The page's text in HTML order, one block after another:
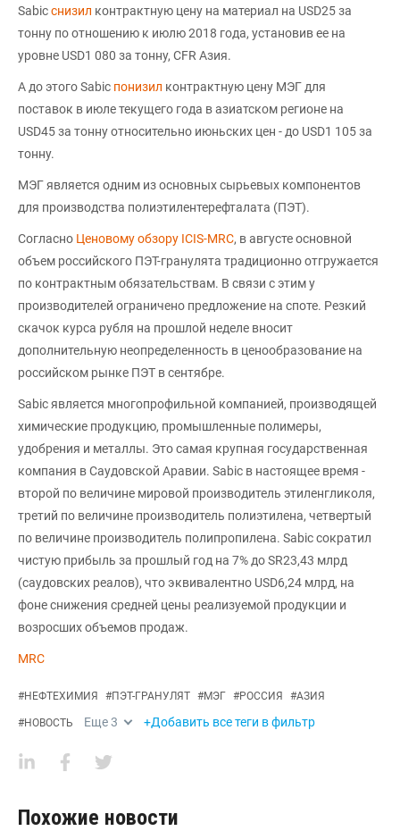
Sabicснизил контрактную цену на материал на USD25 за
тонну по отношению к июлю 2018 года, установив ее на
уровне USD1 080 за тонну, CFR Азия.
А до этого Sabic понизил контрактную цену МЭГ для
поставок в июле текущего года в азиатском регионе на
USD45 за тонну относительно июньских цен - до USD1 105 за
тонну.
МЭГ является одним из основных сырьевых компонентов
для производства полиэтилентерефталата (ПЭТ).
Согласно Ценовому обзору ICIS-MRC, в августе основной
объем российского ПЭТ-гранулята традиционно отгружается
по контрактным обязательствам. В связи с этим у
производителей ограничено предложение на споте. Резкий
скачок курса рубля на прошлой неделе вносит
дополнительную неопределенность в ценообразование на
российском рынке ПЭТ в сентябре.
Sabic является многопрофильной компанией, производящей
химические продукцию, промышленные полимеры,
удобрения и металлы. Это самая крупная государственная
компания в Саудовской Аравии. Sabic в настоящее время -
второй по величине мировой производитель этиленгликоля,
третий по величине производитель полиэтилена, четвертый
по величине производитель полипропилена. Sabic сократил
чистую прибыль за прошлый год на 7% до SR23,43 млрд
(саудовских реалов), что эквивалентно USD6,24 млрд, на
фоне снижения средней цены реализуемой продукции и
возросших объемов продаж.
MRC
#НЕФТЕХИМИЯ #ПЭТ-ГРАНУЛЯТ #МЭГ #РОССИЯ #АЗИЯ
#НОВОСТЬ Еще3 +Добавить все теги в фильтр
Похожие новости